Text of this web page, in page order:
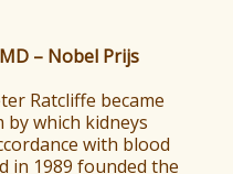
– Nobel Prijs
Ratcliffe became
by which kidneys
with blood
in 1989 founded the